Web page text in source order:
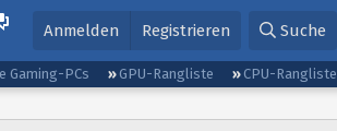
Anmelden Registrieren Suche
Gaming-PCs GPU-Rangliste
CPU-Rangliste